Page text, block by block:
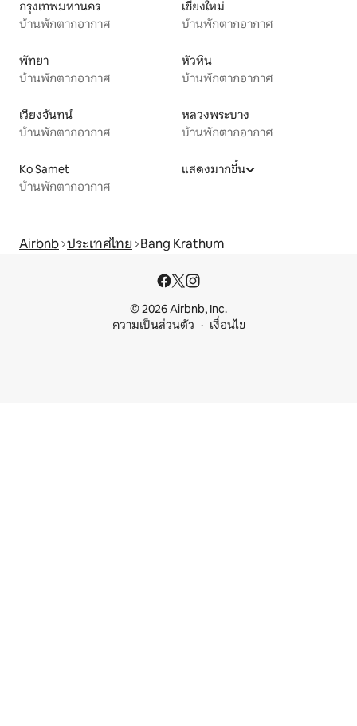
กรุงเทพมหานคร
บ้านพักตากอากาศ
เชียงใหม่
บ้านพักตากอากาศ
พัทยา
บ้านพักตากอากาศ
หัวหิน
บ้านพักตากอากาศ
เวียงจันทน์
บ้านพักตากอากาศ
หลวงพระบาง
บ้านพักตากอากาศ
Ko Samet
บ้านพักตากอากาศ
แสดงมากขึ้น
Airbnb ประเทศไทย Bang Krathum
© 2026 Airbnb, Inc.
ความเป็นส่วนตัว
เงื่อนไข